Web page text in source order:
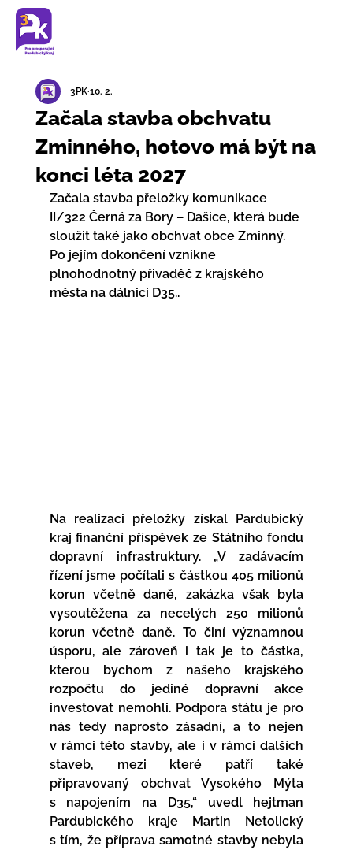
Začala stavba obchvatu
Zminného, hotovo má být na
konci léta 2027
3PK 10. 2.
Začala stavba přeložky komunikace
II/322 Černá za Bory – Dašice, která bude
sloužit také jako obchvat obce Zminný.
Po jejím dokončení vznikne
plnohodnotný přivaděč z krajského
města na dálnici D35..
Na realizaci přeložky získal Pardubický
kraj finanční příspěvek ze Státního fondu
dopravní infrastruktury. „V zadávacím
řízení jsme počítali s částkou 405 milionů
korun včetně daně, zakázka však byla
vysoutěžena za necelých 250 milionů
korun včetně daně. To činí významnou
úsporu, ale zároveň i tak je to částka,
kterou bychom z našeho krajského
rozpočtu do jediné dopravní akce
investovat nemohli. Podpora státu je pro
nás tedy naprosto zásadní, a to nejen
v rámci této stavby, ale i v rámci dalších
staveb, mezi které patří také
připravovaný obchvat Vysokého Mýta
s napojením na D35,“ uvedl hejtman
Pardubického kraje Martin Netolický
s tím, že příprava samotné stavby nebyla